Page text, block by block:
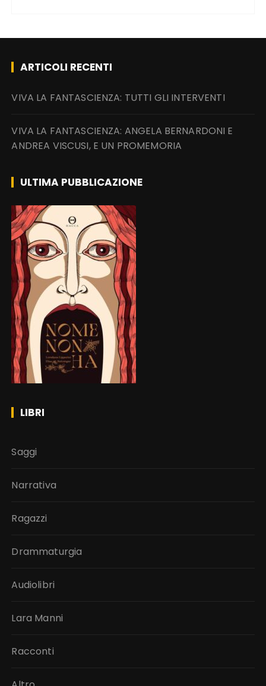
ARTICOLI RECENTI
VIVA LA FANTASCIENZA: TUTTI GLI INTERVENTI
VIVA LA FANTASCIENZA: ANGELA BERNARDONI E
ANDREA VISCUSI, E UN PROMEMORIA
ULTIMA PUBBLICAZIONE
LIBRI
Saggi
Narrativa
Ragazzi
Drammaturgia
Audiolibri
Lara Manni
Racconti